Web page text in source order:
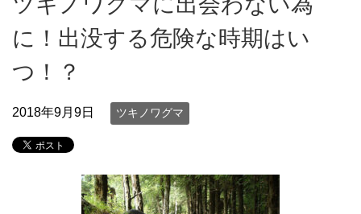
に！出没する危険な時期はい
つ！？
2018年9月9日 ツキノワグマ